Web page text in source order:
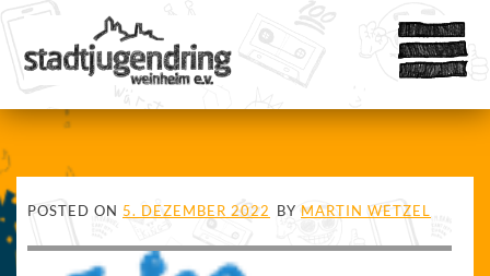
POSTED ON 5. DEZEMBER 2022 BY MARTIN WETZEL